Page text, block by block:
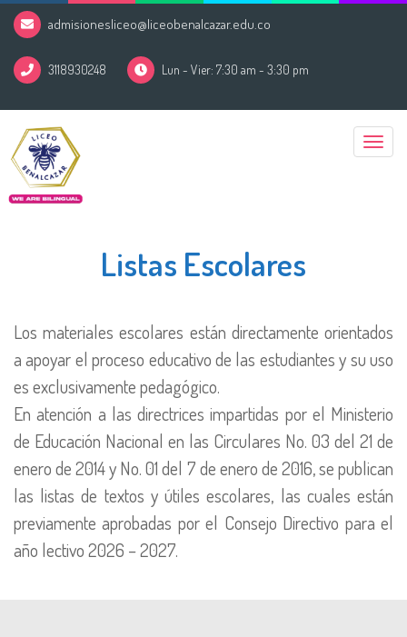
admisionesliceo@liceobenalcazar.edu.co
3118930248 Lun - Vier: 7:30 am - 3:30 pm
Toggle
Listas Escolares
Los materiales escolares están directamente orientados
a apoyar el proceso educativo de las estudiantes y su uso
es exclusivamente pedagógico.
En atención a las directrices impartidas por el Ministerio
de Educación Nacional en las Circulares No. 03 del 21 de
enero de 2014 y No. 01 del 7 de enero de 2016, se publican
las listas de textos y útiles escolares, las cuales están
previamente aprobadas por el Consejo Directivo para el
año lectivo 2026 – 2027.